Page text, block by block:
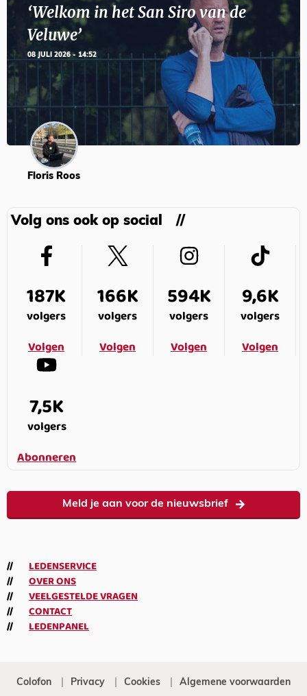
‘Welkom in het San Siro van de
Veluwe’
08 JULI 2026 - 14:52
Floris Roos
Volg ons ook op social
187K
volgers
Volgen
166K
volgers
Volgen
594K
volgers
Volgen
9,6K
volgers
Volgen
7,5K
volgers
Abonneren
Meld je aan voor de nieuwsbrief
LEDENSERVICE
OVER ONS
VEELGESTELDE VRAGEN
CONTACT
LEDENPANEL
Colofon Privacy Cookies Algemene voorwaarden